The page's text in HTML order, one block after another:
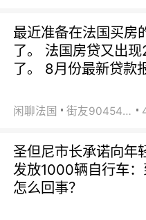
最近准备在法国买房
了。 法国房贷又出
了。 8月份最新贷款
闲聊法国 街友90454511
圣但尼市长承诺向年
发放1000辆自行车
怎么回事？